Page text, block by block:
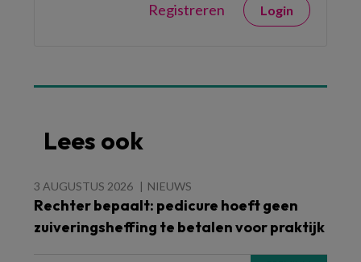
Registreren Login
Lees ook
3 AUGUSTUS 2026 NIEUWS
Rechter bepaalt: pedicure hoeft geen
zuiveringsheffing te betalen voor praktijk